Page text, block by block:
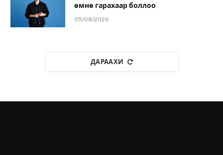
өмнө гарахаар боллоо
05/08/2026
ДАРААХИ